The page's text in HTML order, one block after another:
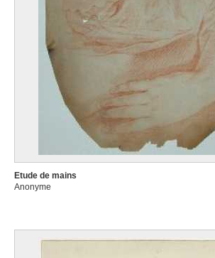
Etude de mains
Anonyme